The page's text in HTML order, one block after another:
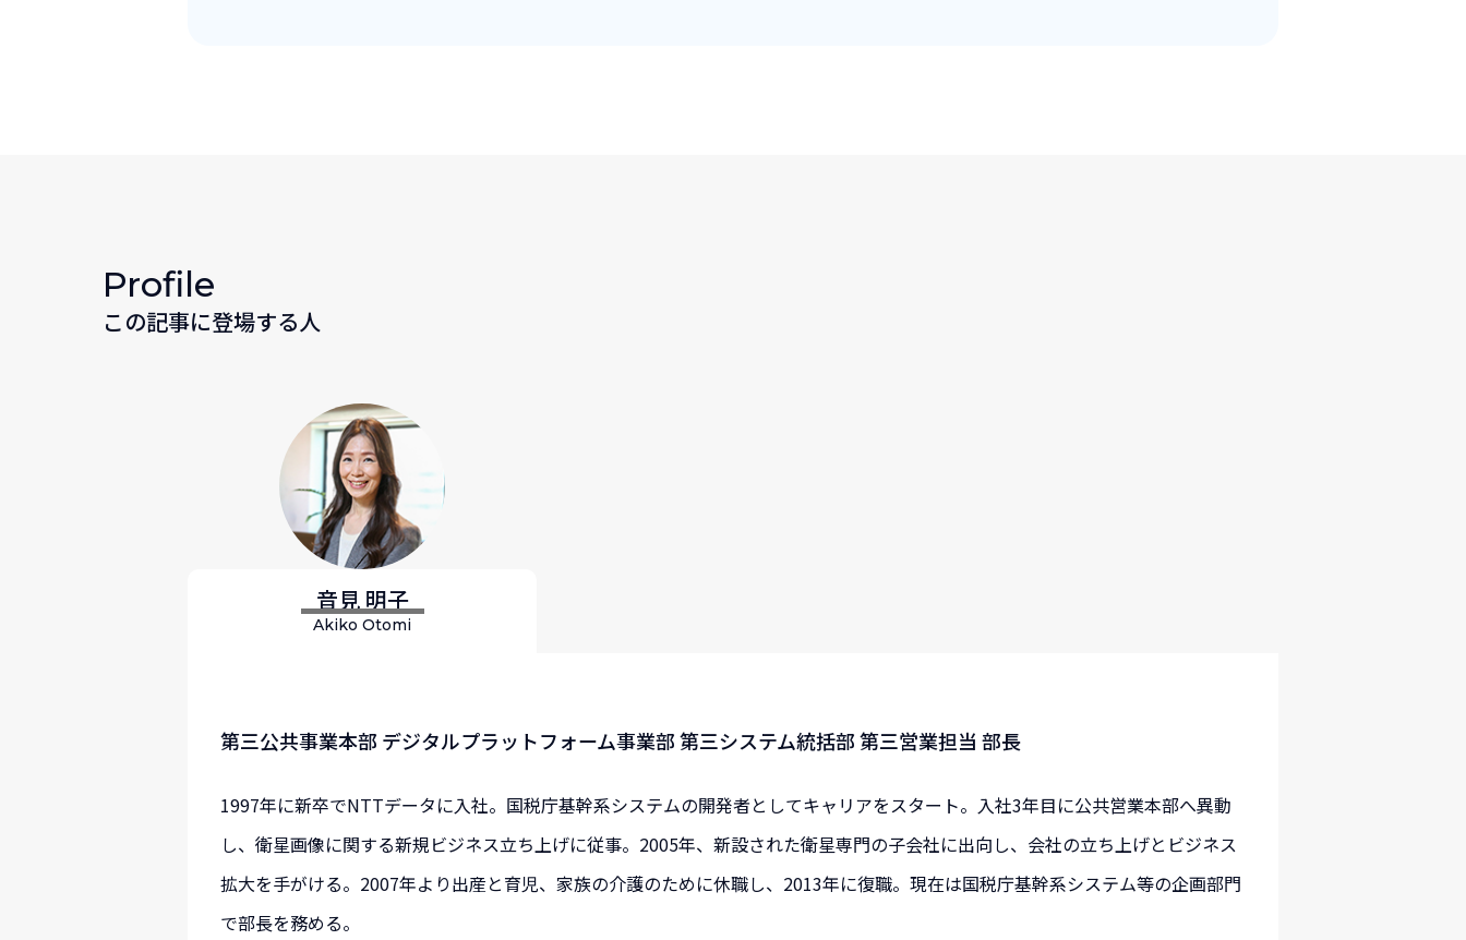
Profile
この記事に登場する人
音見 明子
Akiko Otomi
第三公共事業本部 デジタルプラットフォーム事業部 第三システム統括部 第三営業担当 部長
1997年に新卒でNTTデータに入社。国税庁基幹系システムの開発者としてキャリアをスタート。入社3年目に公共営業本部へ異動
し、衛星画像に関する新規ビジネス立ち上げに従事。2005年、新設された衛星専門の子会社に出向し、会社の立ち上げとビジネス
拡大を手がける。2007年より出産と育児、家族の介護のために休職し、2013年に復職。現在は国税庁基幹系システム等の企画部門
で部長を務める。